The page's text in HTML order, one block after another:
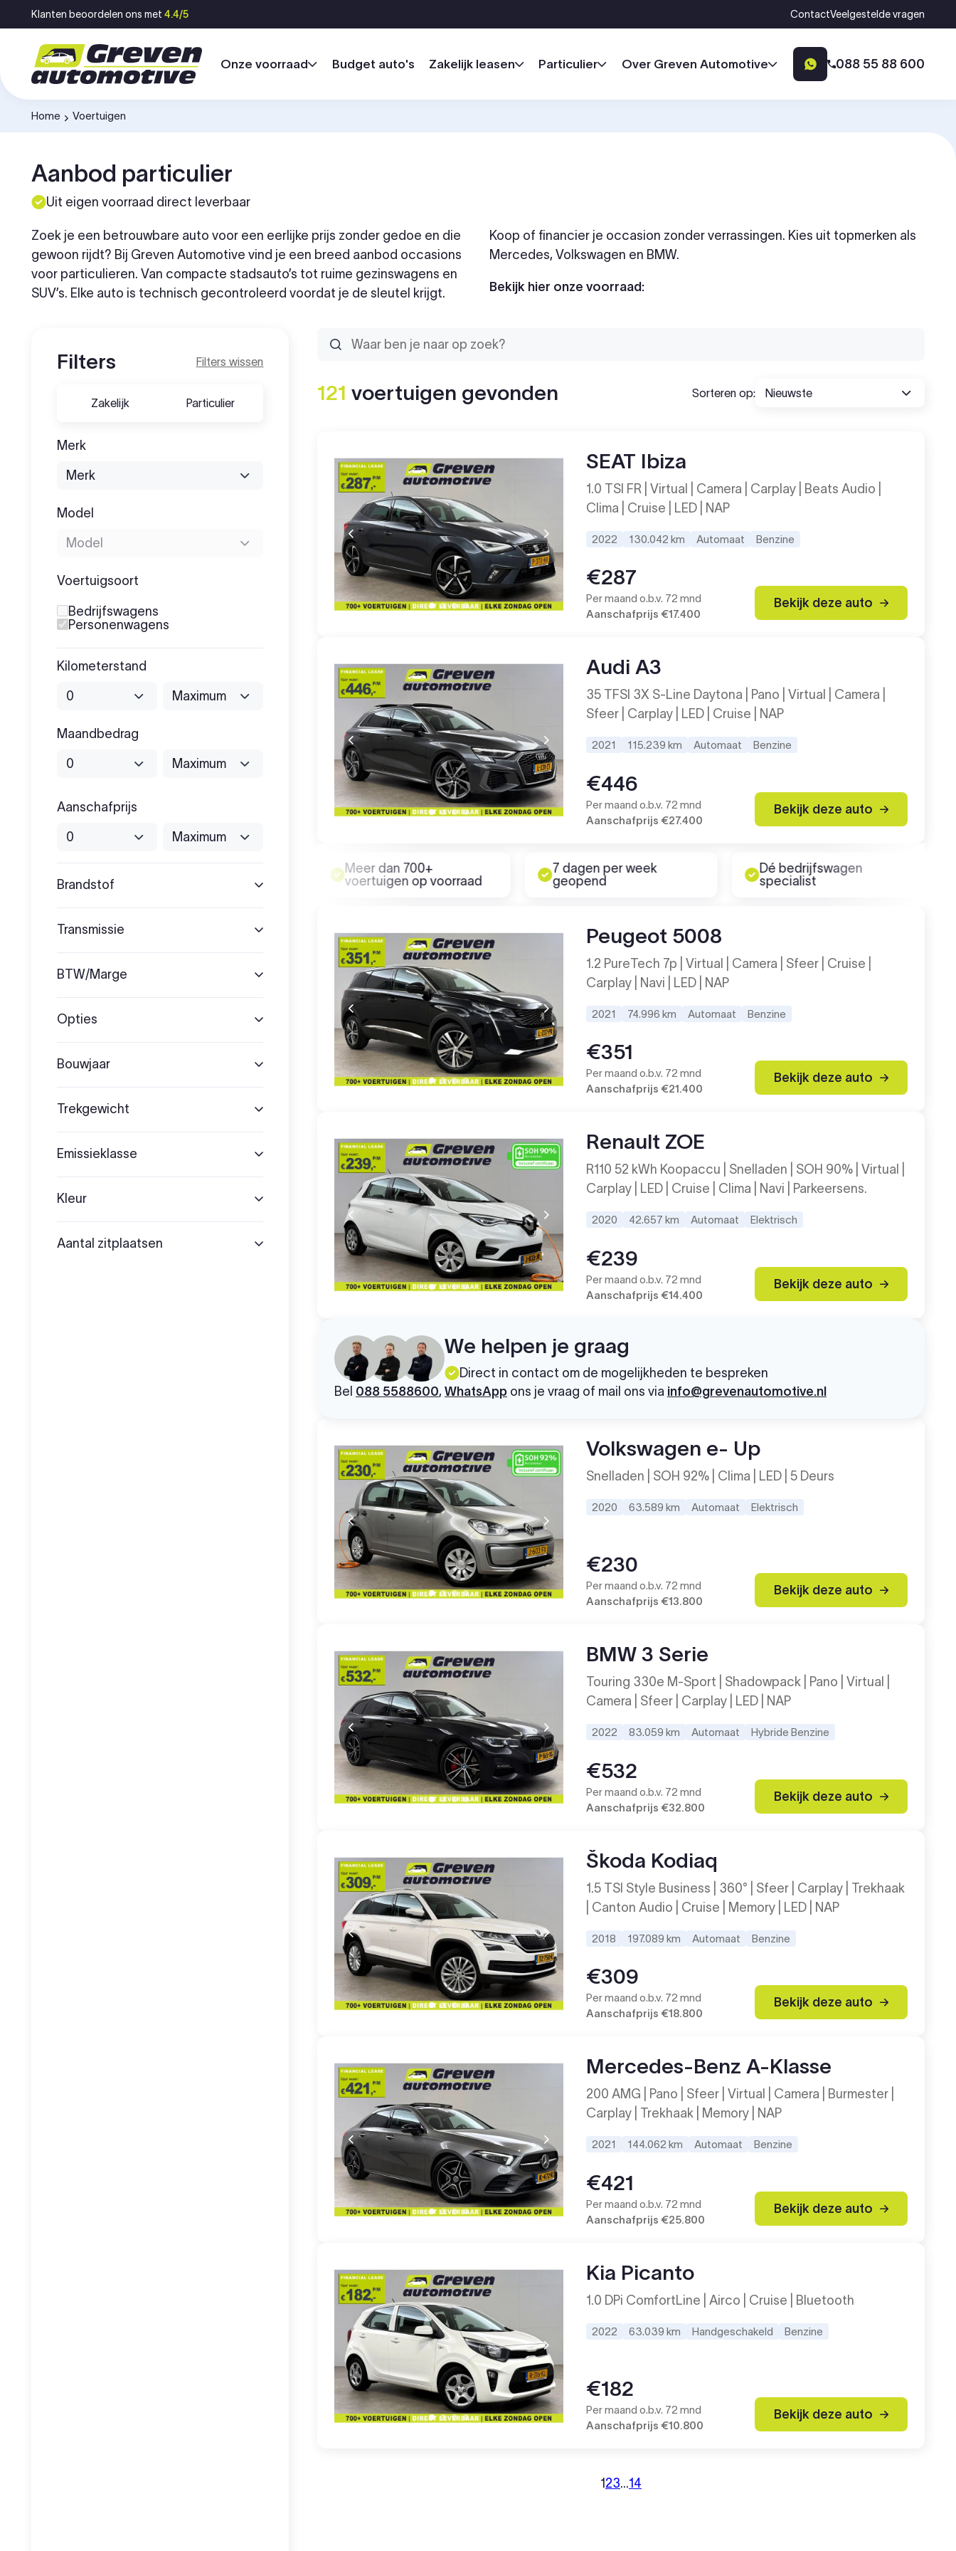
Ga naar inhoud
Klanten beoordelen ons met 4.4/5 ContactVeelgestelde vragen
Onze voorraad Budget auto's Zakelijk leasen Particulier Over Greven Automotive 088 55 88 600
Home
-
Voertuigen
Aanbod particulier
Uit eigen voorraad direct leverbaar
Zoek je een betrouwbare auto voor een eerlijke prijs zonder gedoe en die
gewoon rijdt? Bij Greven Automotive vind je een breed aanbod occasions
voor particulieren. Van compacte stadsauto’s tot ruime gezinswagens en
SUV’s. Elke auto is technisch gecontroleerd voordat je de sleutel krijgt.
Koop of financier je occasion zonder verrassingen. Kies uit topmerken als
Mercedes, Volkswagen en BMW.
Bekijk hier onze voorraad:
Filters Filters wissen
Zakelijk Particulier
Merk
Model
Voertuigsoort
Bedrijfswagens
Personenwagens
Kilometerstand
Maandbedrag
Aanschafprijs
Brandstof
Transmissie
BTW/Marge
Opties
Bouwjaar
Trekgewicht
Emissieklasse
Kleur
Aantal zitplaatsen
121 voertuigen gevonden Sorteren op:
SEAT Ibiza
1.0 TSI FR | Virtual | Camera | Carplay | Beats Audio |
Clima | Cruise | LED | NAP
2022 130.042 km Automaat Benzine
€287
Per maand o.b.v. 72 mnd
Aanschafprijs €17.400
Bekijk deze auto
Audi A3
35 TFSI 3X S-Line Daytona | Pano | Virtual | Camera |
Sfeer | Carplay | LED | Cruise | NAP
2021 115.239 km Automaat Benzine
€446
Per maand o.b.v. 72 mnd
Aanschafprijs €27.400
Bekijk deze auto
Meer dan 700+
voertuigen op voorraad
7 dagen per week
geopend
Dé bedrijfswagen
specialist
Peugeot 5008
1.2 PureTech 7p | Virtual | Camera | Sfeer | Cruise |
Carplay | Navi | LED | NAP
2021 74.996 km Automaat Benzine
€351
Per maand o.b.v. 72 mnd
Aanschafprijs €21.400
Bekijk deze auto
Renault ZOE
R110 52 kWh Koopaccu | Snelladen | SOH 90% | Virtual |
Carplay | LED | Cruise | Clima | Navi | Parkeersens.
2020 42.657 km Automaat Elektrisch
€239
Per maand o.b.v. 72 mnd
Aanschafprijs €14.400
Bekijk deze auto
We helpen je graag
Direct in contact om de mogelijkheden te bespreken
Bel 088 5588600, WhatsAppons je vraag of mail ons via info@grevenautomotive.nl
Volkswagen e- Up
Snelladen | SOH 92% | Clima | LED | 5 Deurs
2020 63.589 km Automaat Elektrisch
€230
Per maand o.b.v. 72 mnd
Aanschafprijs €13.800
Bekijk deze auto
BMW 3 Serie
Touring 330e M-Sport | Shadowpack | Pano | Virtual |
Camera | Sfeer | Carplay | LED | NAP
2022 83.059 km Automaat Hybride Benzine
€532
Per maand o.b.v. 72 mnd
Aanschafprijs €32.800
Bekijk deze auto
Škoda Kodiaq
1.5 TSI Style Business | 360° | Sfeer | Carplay | Trekhaak
| Canton Audio | Cruise | Memory | LED | NAP
2018 197.089 km Automaat Benzine
€309
Per maand o.b.v. 72 mnd
Aanschafprijs €18.800
Bekijk deze auto
Mercedes-Benz A-Klasse
200 AMG | Pano | Sfeer | Virtual | Camera | Burmester |
Carplay | Trekhaak | Memory | NAP
2021 144.062 km Automaat Benzine
€421
Per maand o.b.v. 72 mnd
Aanschafprijs €25.800
Bekijk deze auto
Kia Picanto
1.0 DPi ComfortLine | Airco | Cruise | Bluetooth
2022 63.039 km Handgeschakeld Benzine
€182
Per maand o.b.v. 72 mnd
Aanschafprijs €10.800
Bekijk deze auto
1 23…14